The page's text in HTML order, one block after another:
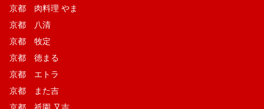
京都 肉料理 やま
京都 八清
京都 牧定
京都 徳まる
京都 エトラ
京都 また吉
京都 祇園 又吉